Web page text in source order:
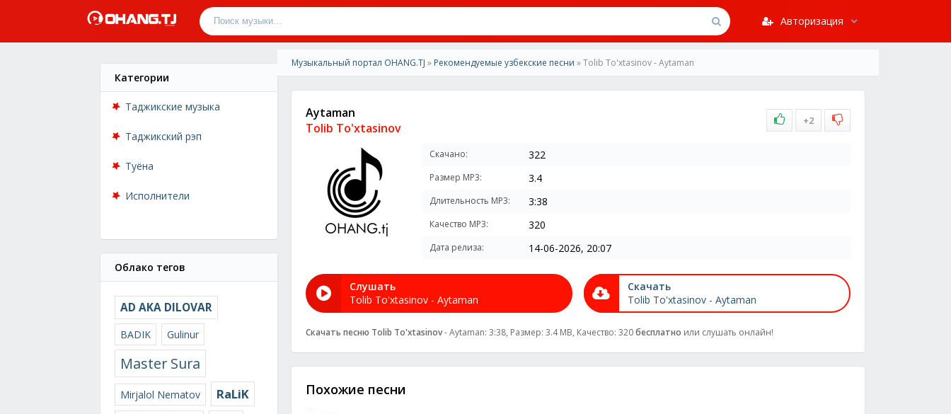
Авторизация
Категории
Таджикские музыка
Таджикский рэп
Туёна
Исполнители
Облако тегов
AD AKA DILOVAR
BADIK Gulinur
Master Sura
Mirjalol Nematov RaLiK
Музыкальный портал OHANG.TJ » Рекомендуемые узбекские песни » Tolib To'xtasinov - Aytaman
Aytaman
Tolib To'xtasinov
+2
Скачано: 322
Размер MP3: 3.4
Длительность MP3: 3:38
Качество MP3: 320
Дата релиза: 14-06-2026, 20:07
Слушать
Tolib To'xtasinov - Aytaman
Скачать
Tolib To'xtasinov - Aytaman
Скачать песню Tolib To'xtasinov- Aytaman: 3:38, Размер: 3.4 MB, Качество: 320бесплатно или слушать онлайн!
Похожие песни